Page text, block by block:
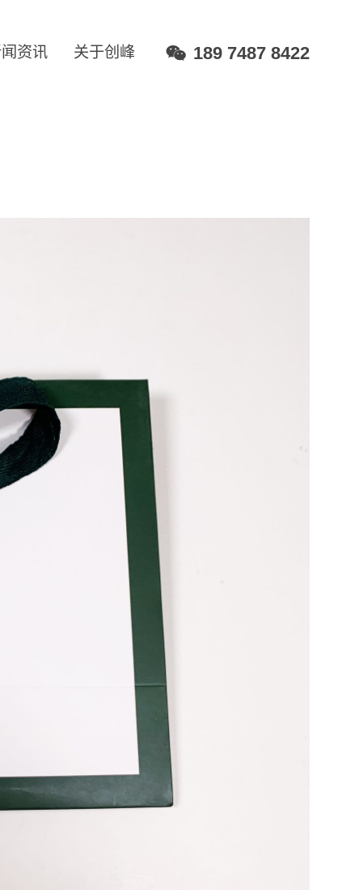
资讯 关于创峰 189 7487 8422